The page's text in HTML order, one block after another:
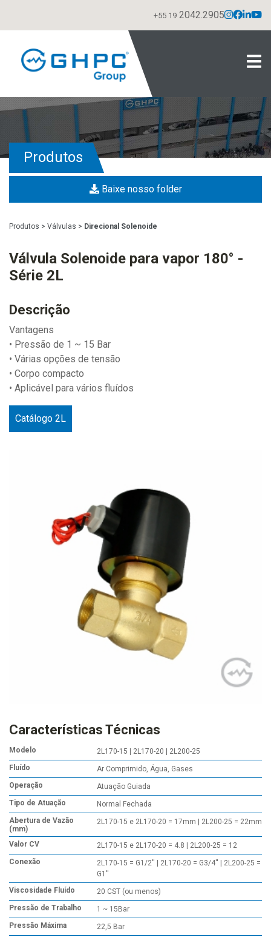
+55 19 2042.2905
Produtos
Baixe nosso folder
Produtos > Válvulas > Direcional Solenoide
Válvula Solenoide para vapor 180° -
Série 2L
Descrição
Vantagens
• Pressão de 1 ~ 15 Bar
• Várias opções de tensão
• Corpo compacto
• Aplicável para vários fluídos
Catálogo 2L
Características Técnicas
Modelo
2L170-15 | 2L170-20 | 2L200-25
Fluído
Ar Comprimido, Água, Gases
Operação
Atuação Guiada
Tipo de Atuação
Normal Fechada
Abertura de Vazão
(mm)
2L170-15 e 2L170-20 = 17mm | 2L200-25 = 22mm
Valor CV
2L170-15 e 2L170-20 = 4.8 | 2L200-25 = 12
Conexão
2L170-15 = G1/2'' | 2L170-20 = G3/4'' | 2L200-25 =
G1''
Viscosidade Fluído
20 CST (ou menos)
Pressão de Trabalho
1 ~ 15Bar
Pressão Máxima
22,5 Bar